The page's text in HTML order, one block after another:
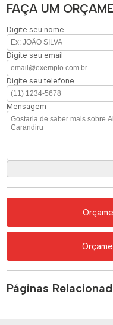
FAÇA UM
Digite seu nome
Digite seu email
Digite seu telefone
Mensagem
Páginas